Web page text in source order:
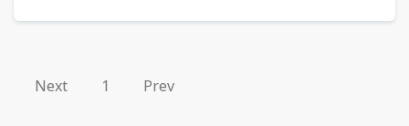
Prev
1
Next